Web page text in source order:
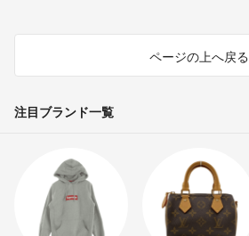
ページの上へ戻る
注目ブランド一覧